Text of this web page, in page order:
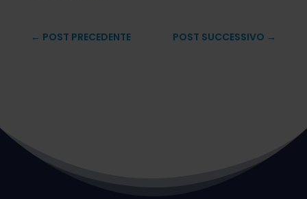
← POST PRECEDENTE POST SUCCESSIVO →